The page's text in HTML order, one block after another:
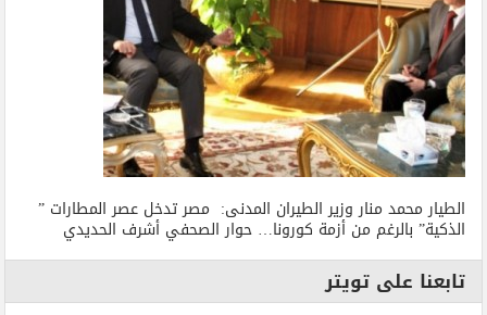
الطيار محمد منار وزير الطيران المدنى: مصر تدخل عصر المطارات ”
الذكية” بالرغم من أزمة كورونا… حوار الصحفي أشرف الحديدي
تابعنا على تويتر